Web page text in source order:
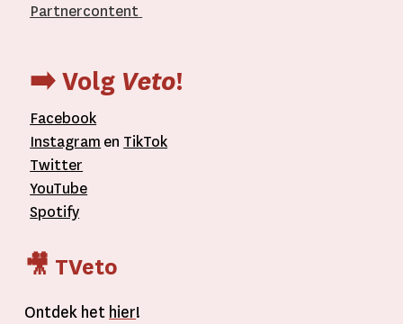
Partnercontent
➡️ Volg Veto!
Facebook
Instagram en TikTok
Twitter
YouTube
Spotify
🎥 TVeto
Ontdek het hier!